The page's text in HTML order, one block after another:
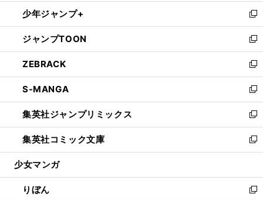
く
で
開
く
ン
ド
ウ
で
開
く
ウ
ィ
ン
ド
ウ
で
開
く
し
い
ウ
ィ
ン
ド
ウ
で
開
く
少年ジャンプ+
新
し
い
ウ
ィ
ン
ド
ウ
で
開
く
ジャンプTOON
新
し
い
ウ
ィ
ン
ド
ウ
で
開
ZEBRACK
新
し
い
ウ
ィ
ン
ド
ウ
開
く
S-MANGA
新
し
い
ウ
ィ
ン
ウ
で
集英社ジャンプリミックス
新
し
い
ウ
ン
ド
集英社コミック文庫
新
し
ウ
ィ
少女マンガ
りぼん
新